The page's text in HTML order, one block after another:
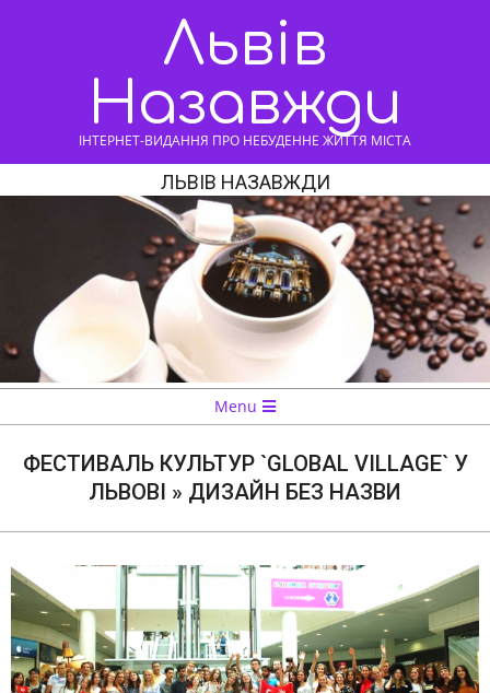
Львів
Назавжди
ІНТЕРНЕТ-ВИДАННЯ ПРО НЕБУДЕННЕ ЖИТТЯ МІСТА
ЛЬВІВ НАЗАВЖДИ
Menu
Menu
ФЕСТИВАЛЬ КУЛЬТУР `GLOBAL VILLAGE` У
ЛЬВОВІ » ДИЗАЙН БЕЗ НАЗВИ